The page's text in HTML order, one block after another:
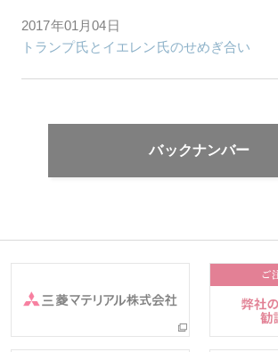
2017年01月04日
トランプ氏とイエレン氏のせめぎ合い
バックナンバー